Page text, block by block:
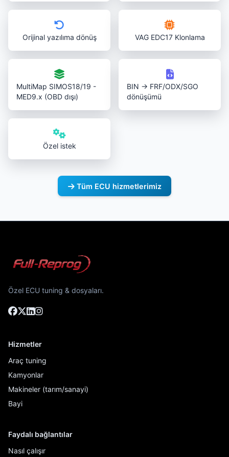
Orijinal yazılıma dönüş VAG EDC17 Klonlama
MultiMap SIMOS18/19 -
MED9.x (OBD dışı)
BIN → FRF/ODX/SGO
dönüşümü
Özel istek
Tüm ECU hizmetlerimiz
Özel ECU tuning & dosyaları.
Hizmetler
Araç tuning
Kamyonlar
Makineler (tarım/sanayi)
Bayi
Faydalı bağlantılar
Nasıl çalışır